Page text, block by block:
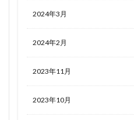
2024年3月
2024年2月
2023年11月
2023年10月